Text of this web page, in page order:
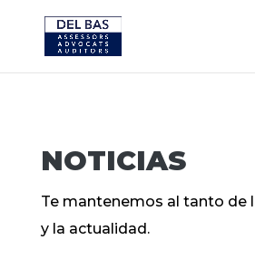
NOTICIAS
Te mantenemos al tanto de
y la actualidad.